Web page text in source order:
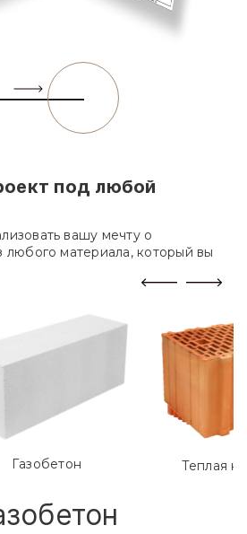
под любой
вашу мечту о
любого материала, который вы
Газобетон Теплая